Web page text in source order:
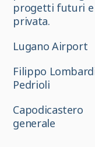
progetti futuri e
privata.
Lugano Airport
Filippo
Pedrioli
generale